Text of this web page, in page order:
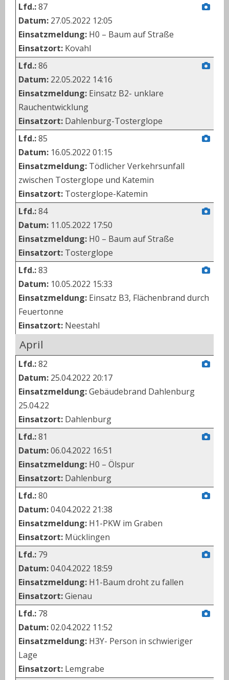
Lfd.:87
Datum: 27.05.2022 12:05
Einsatzmeldung: H0 – Baum auf Straße
Einsatzort: Kovahl
Lfd.:86
Datum: 22.05.2022 14:16
Einsatzmeldung: Einsatz B2- unklare
Rauchentwicklung
Einsatzort: Dahlenburg-Tosterglope
Lfd.:85
Datum: 16.05.2022 01:15
Einsatzmeldung: Tödlicher Verkehrsunfall
zwischen Tosterglope und Katemin
Einsatzort: Tosterglope-Katemin
Lfd.:84
Datum: 11.05.2022 17:50
Einsatzmeldung: H0 – Baum auf Straße
Einsatzort: Tosterglope
Lfd.:83
Datum: 10.05.2022 15:33
Einsatzmeldung: Einsatz B3, Flächenbrand durch
Feuertonne
Einsatzort: Neestahl
April
Lfd.:82
Datum: 25.04.2022 20:17
Einsatzmeldung:Gebäudebrand Dahlenburg
25.04.22
Einsatzort: Dahlenburg
Lfd.:81
Datum:06.04.2022 16:51
Einsatzmeldung: H0 – Ölspur
Einsatzort: Dahlenburg
Lfd.:80
Datum:04.04.2022 21:38
Einsatzmeldung: H1-PKW im Graben
Einsatzort: Mücklingen
Lfd.: 79
Datum:04.04.2022 18:59
Einsatzmeldung: H1-Baum droht zu fallen
Einsatzort:Gienau
Lfd.: 78
Datum:02.04.2022 11:52
Einsatzmeldung: H3Y- Person in schwieriger
Lage
Einsatzort: Lemgrabe